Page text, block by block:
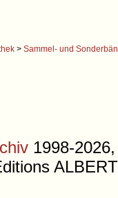
> Sammel- und
1998-